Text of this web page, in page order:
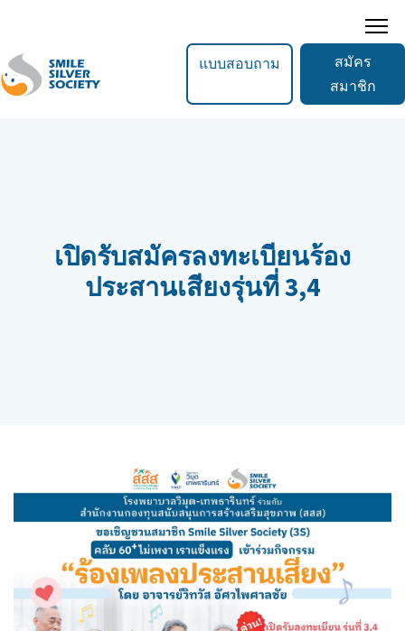
แบบสอบถาม
สมัคร
สมาชิก
เปิดรับสมัครลงทะเบียนร้อง
ประสานเสียงรุ่นที่ 3,4